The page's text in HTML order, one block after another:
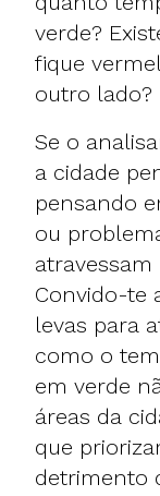
verde?
fique
outro lado?
Se o
a cidade
pensando
ou
atravessam
Convido-te
levas para
como o
em verde
áreas da
que
detrimento